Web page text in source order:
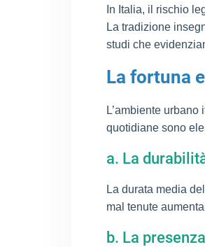
In Italia, il rischio
La tradizione
studi che
La fortuna
L’ambiente
quotidiane sono
a. La
La durata media
mal tenute
b. La